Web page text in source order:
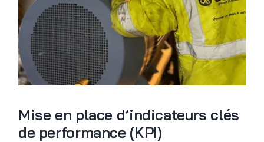
Mise en place d’indicateurs clés
de performance (KPI)